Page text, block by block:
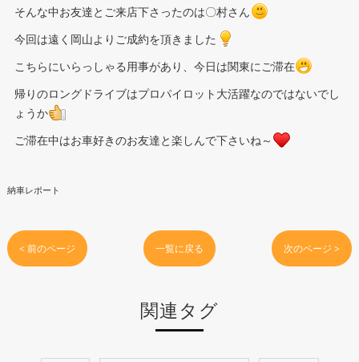
そんな中お友達とご来店下さったのは〇村さん
今回は遠く岡山よりご成約を頂きました
こちらにいらっしゃる用事があり、今日は関東にご滞在
帰りのロングドライブはプロパイロット大活躍なのではないでし
ょうか
ご滞在中はお車好きのお友達と楽しんで下さいね～
納車レポート
< 前のページ 一覧に戻る 次のページ >
関連タグ